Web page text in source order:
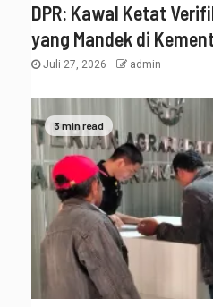
DPR: Kawal Ketat
yang Mandek di
Juli 27, 2026 admin
3 min read